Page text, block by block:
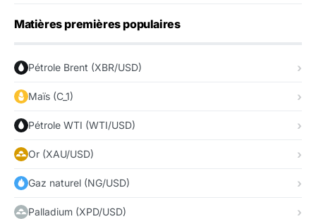
Matières premières populaires
Pétrole Brent (XBR/USD)
Maïs (C_1)
Pétrole WTI (WTI/USD)
Or (XAU/USD)
Gaz naturel (NG/USD)
Palladium (XPD/USD)